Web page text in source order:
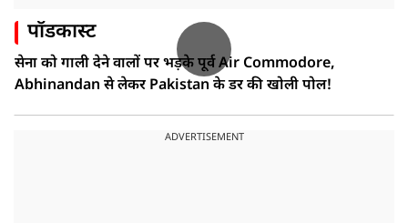
पॉडकास्ट
सेना को गाली देने वालों पर भड़के पूर्व Air Commodore,
Abhinandan से लेकर Pakistan के डर की खोली पोल!
ADVERTISEMENT